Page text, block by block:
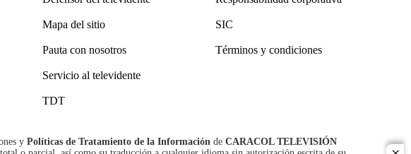
Mapa del sitio
Pauta con nosotros
Servicio al televidente
TDT
SIC
Términos y condiciones
y Políticas de Tratamiento de la Información de CARACOL TELEVISIÓN